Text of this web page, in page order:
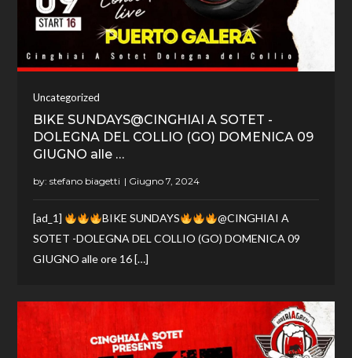
Uncategorized
BIKE SUNDAYS@CINGHIAI A SOTET -
DOLEGNA DEL COLLIO (GO) DOMENICA 09
GIUGNO alle …
by:stefano biagetti
[ad_1] BIKE SUNDAYS
@CINGHIAI A
SOTET -DOLEGNA DEL COLLIO (GO) DOMENICA 09
GIUGNO alle ore 16 […]